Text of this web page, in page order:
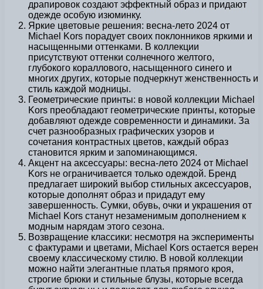
драпировок создают эффектный образ и придают
одежде особую изюминку.
Яркие цветовые решения: весна-лето 2024 от
Michael Kors порадует своих поклонников яркими и
насыщенными оттенками. В коллекции
присутствуют оттенки солнечного желтого,
глубокого кораллового, насыщенного синего и
многих других, которые подчеркнут женственность и
стиль каждой модницы.
Геометрические принты: в новой коллекции Michael
Kors преобладают геометрические принты, которые
добавляют одежде современности и динамики. За
счет разнообразных графических узоров и
сочетания контрастных цветов, каждый образ
становится ярким и запоминающимся.
Акцент на аксессуары: весна-лето 2024 от Michael
Kors не ограничивается только одеждой. Бренд
предлагает широкий выбор стильных аксессуаров,
которые дополнят образ и придадут ему
завершенность. Сумки, обувь, очки и украшения от
Michael Kors станут незаменимым дополнением к
модным нарядам этого сезона.
Возвращение классики: несмотря на эксперименты
с фактурами и цветами, Michael Kors остается верен
своему классическому стилю. В новой коллекции
можно найти элегантные платья прямого кроя,
строгие брюки и стильные блузы, которые всегда